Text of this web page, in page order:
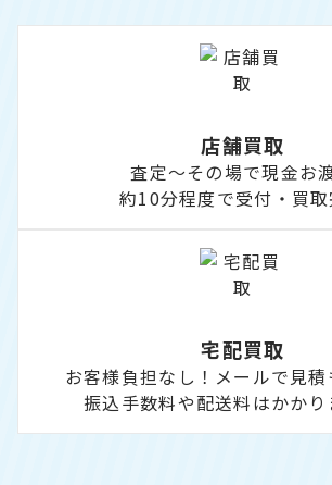
店舗買取
査定～その場で現金お
約10分程度で受付・買
宅配買取
お客様負担なし！メールで見
振込手数料や配送料はかかり